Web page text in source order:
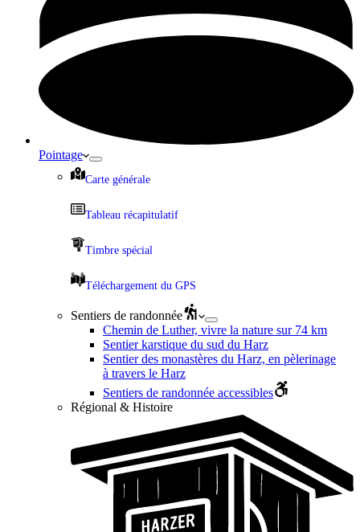
Pointage
Carte générale
Tableau récapitulatif
Timbre spécial
Téléchargement du GPS
Sentiers de randonnée
Chemin de Luther, vivre la nature sur 74 km
Sentier karstique du sud du Harz
Sentier des monastères du Harz, en pèlerinage
à travers le Harz
Sentiers de randonnée accessibles
Régional & Histoire